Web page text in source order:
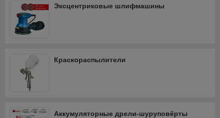
Эксцентриковые шлифмашины
Краскораспылители
Аккумуляторные дрели-шуруповёрты